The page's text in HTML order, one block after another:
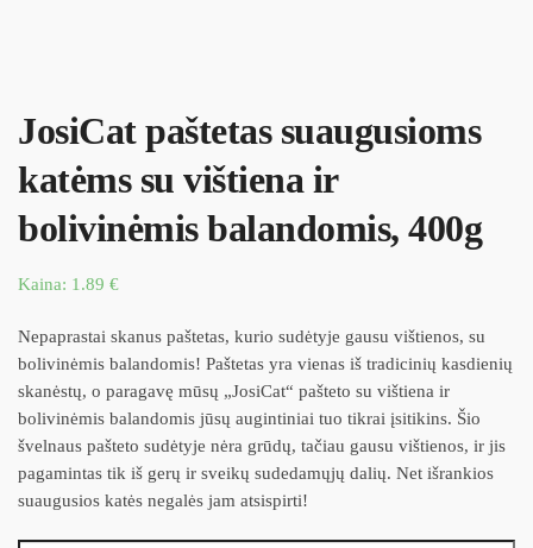
JosiCat paštetas suaugusioms
katėms su vištiena ir
bolivinėmis balandomis, 400g
Kaina: 1.89 €
Nepaprastai skanus paštetas, kurio sudėtyje gausu vištienos, su
bolivinėmis balandomis! Paštetas yra vienas iš tradicinių kasdienių
skanėstų, o paragavę mūsų „JosiCat“ pašteto su vištiena ir
bolivinėmis balandomis jūsų augintiniai tuo tikrai įsitikins. Šio
švelnaus pašteto sudėtyje nėra grūdų, tačiau gausu vištienos, ir jis
pagamintas tik iš gerų ir sveikų sudedamųjų dalių. Net išrankios
suaugusios katės negalės jam atsispirti!